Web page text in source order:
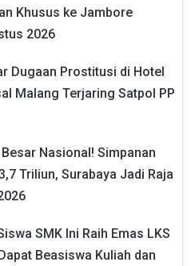
Khusus ke Jambore
2026
Dugaan Prostitusi di Hotel
Malang Terjaring Satpol PP
Nasional! Simpanan
Triliun, Surabaya Jadi Raja
SMK Ini Raih Emas LKS
Beasiswa Kuliah dan